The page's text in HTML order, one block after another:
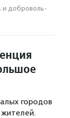
и доброволь­
городов
жителей.